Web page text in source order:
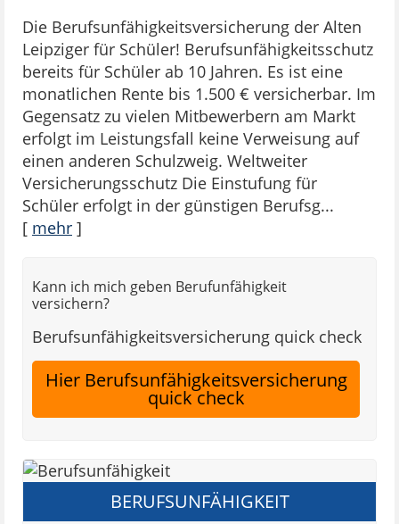
Die Berufsunfähigkeitsversicherung der Alten
Leipziger für Schüler! Berufsunfähigkeitsschutz
bereits für Schüler ab 10 Jahren. Es ist eine
monatlichen Rente bis 1.500 € versicherbar. Im
Gegensatz zu vielen Mitbewerbern am Markt
erfolgt im Leistungsfall keine Verweisung auf
einen anderen Schulzweig. Weltweiter
Versicherungsschutz Die Einstufung für
Schüler erfolgt in der günstigen Berufsg...
[ mehr ]
Kann ich mich geben Berufunfähigkeit
versichern?
Berufsunfähigkeitsversicherung quick check
Hier Berufsunfähigkeitsversicherung
quick check
BERUFSUNFÄHIGKEIT